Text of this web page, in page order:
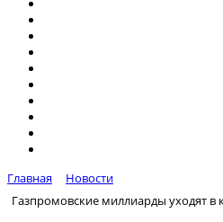
Главная
Новости
Газпромовские миллиарды уходят